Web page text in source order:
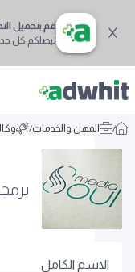
قم بتحميل
ليصلكم كل
/ المهن والخدمات/
الاسم الكامل